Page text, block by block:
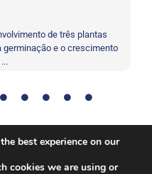
de três plantas
germinação e o crescimento
,Força,Trabalho em
best experience on our
cookies we are using or